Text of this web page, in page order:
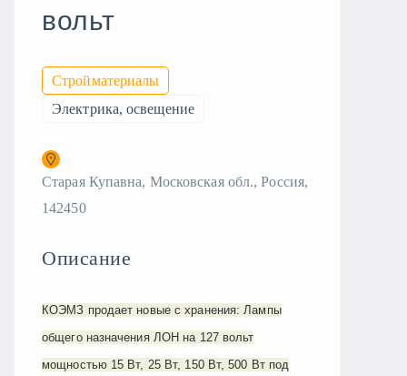
вольт
Стройматериалы
Электрика, освещение
Старая Купавна, Московская обл., Россия,
142450
Описание
КОЭМЗ продает новые с хранения: Лампы
общего назначения ЛОН на 127 вольт
мощностью 15 Вт, 25 Вт, 150 Вт, 500 Вт под